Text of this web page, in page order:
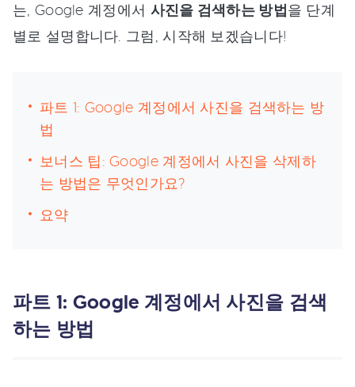
는, Google 계정에서 사진을 검색하는 방법을 단계
별로 설명합니다. 그럼, 시작해 보겠습니다!
파트 1: Google 계정에서 사진을 검색하는 방
법
보너스 팁: Google 계정에서 사진을 삭제하
는 방법은 무엇인가요?
요약
파트 1: Google 계정에서 사진을 검색
하는 방법